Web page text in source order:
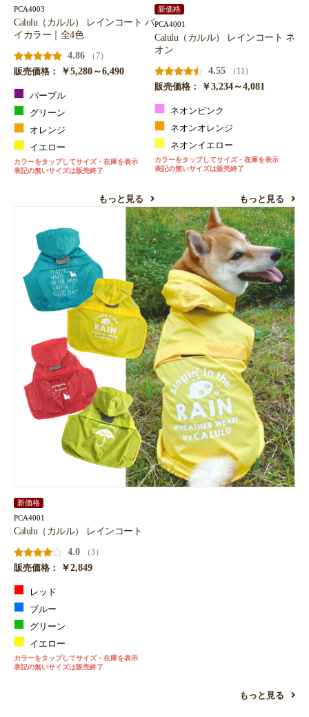
PCA4003
Calulu（カルル） レインコート バ
イカラー｜全4色
4.86
（7）
販売価格：
￥5,280～6,490
パープル
グリーン
オレンジ
イエロー
カラーをタップしてサイズ・在庫を表示
表記の無いサイズは販売終了
もっと見る
新価格
PCA4001
Calulu（カルル） レインコート ネ
オン
4.55
（11）
販売価格：
￥3,234～4,081
ネオンピンク
ネオンオレンジ
ネオンイエロー
カラーをタップしてサイズ・在庫を表示
表記の無いサイズは販売終了
もっと見る
新価格
PCA4001
Calulu（カルル） レインコート
4.0
（3）
販売価格：
￥2,849
レッド
ブルー
グリーン
イエロー
カラーをタップしてサイズ・在庫を表示
表記の無いサイズは販売終了
もっと見る